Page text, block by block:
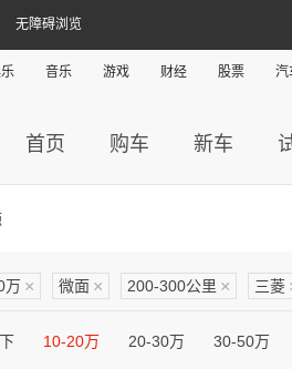
无障碍浏览
音乐 游戏 财经 股票 汽
首页 购车 新车
万 × 微面 × 200-300公里 × 三菱
10-20万 20-30万 30-50万